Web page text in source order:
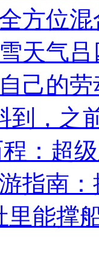
方位
天气
己的
到，之
程：超
指南
里能撑